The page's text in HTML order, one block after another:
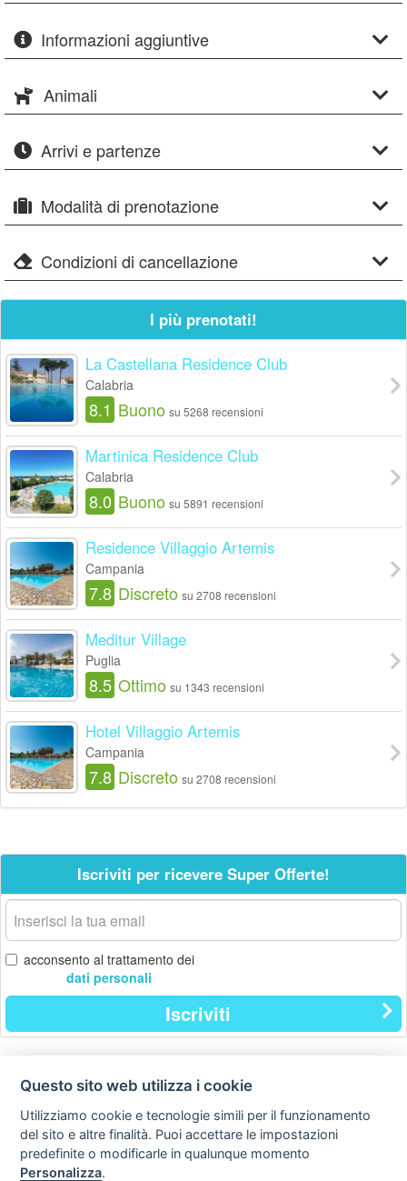
Informazioni aggiuntive
Animali
Arrivi e partenze
Modalità di prenotazione
Condizioni di cancellazione
I più prenotati!
La Castellana Residence Club
Calabria
8.1 Buono su 5268 recensioni
Martinica Residence Club
Calabria
8.0 Buono su 5891 recensioni
Residence Villaggio Artemis
Campania
7.8 Discreto su 2708 recensioni
Meditur Village
Puglia
8.5 Ottimo su 1343 recensioni
Hotel Villaggio Artemis
Campania
7.8 Discreto su 2708 recensioni
Iscriviti per ricevere Super Offerte!
La
tua
email
acconsento al trattamento dei
dati personali
Iscriviti
Contatti
Privacy
Preferenze cookie
Questo sito web utilizza i cookie
Utilizziamo cookie e tecnologie simili per il funzionamento
del sito e altre finalità. Puoi accettare le impostazioni
predefinite o modificarle in qualunque momento
Personalizza.